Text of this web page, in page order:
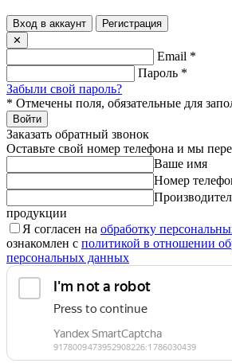
Вход в аккаунт
Регистрация
✕
Email *
Пароль *
Забыли свой пароль?
* Отмечены поля, обязательные для
Войти
Заказать обратный звонок
Оставьте свой номер телефона и мы
Ваше имя
Номер
продукции
Я согласен на обработку
ознакомлен с политикой в отношении
персональных данных